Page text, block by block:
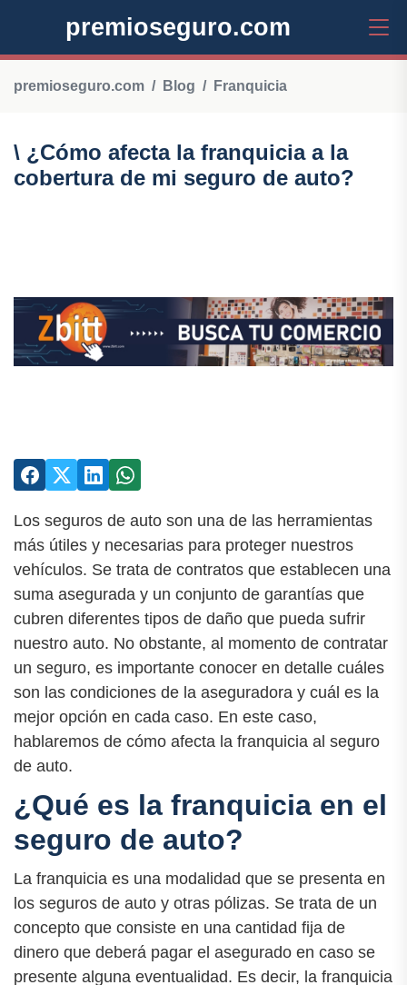
premioseguro.com
premioseguro.com Blog Franquicia
\ ¿Cómo afecta la franquicia a la
cobertura de mi seguro de auto?
Los seguros de auto son una de las herramientas
más útiles y necesarias para proteger nuestros
vehículos. Se trata de contratos que establecen una
suma asegurada y un conjunto de garantías que
cubren diferentes tipos de daño que pueda sufrir
nuestro auto. No obstante, al momento de contratar
un seguro, es importante conocer en detalle cuáles
son las condiciones de la aseguradora y cuál es la
mejor opción en cada caso. En este caso,
hablaremos de cómo afecta la franquicia al seguro
de auto.
¿Qué es la franquicia en el
seguro de auto?
La franquicia es una modalidad que se presenta en
los seguros de auto y otras pólizas. Se trata de un
concepto que consiste en una cantidad fija de
dinero que deberá pagar el asegurado en caso se
presente alguna eventualidad. Es decir, la franquicia